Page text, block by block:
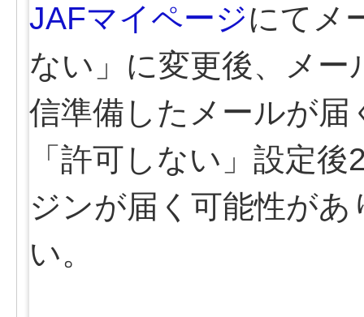
JAFマイページにてメ
ない」に変更後、メ
信準備したメールが
「許可しない」設定
ジンが届く可能性が
い。